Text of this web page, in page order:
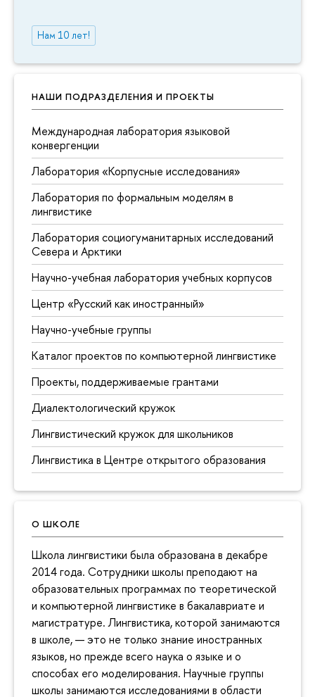
Нам 10 лет!
НАШИ ПОДРАЗДЕЛЕНИЯ И ПРОЕКТЫ
Международная лаборатория языковой
конвергенции
Лаборатория «Корпусные исследования»
Лаборатория по формальным моделям в
лингвистике
Лаборатория социогуманитарных исследований
Севера и Арктики
Научно-учебная лаборатория учебных корпусов
Центр «Русский как иностранный»
Научно-учебные группы
Каталог проектов по компьютерной лингвистике
Проекты, поддерживаемые грантами
Диалектологический кружок
Лингвистический кружок для школьников
Лингвистика в Центре открытого образования
О ШКОЛЕ
Школа лингвистики была образована в декабре
2014 года. Сотрудники школы преподают на
образовательных программах по теоретической
и компьютерной лингвистике в бакалавриате и
магистратуре. Лингвистика, которой занимаются
в школе, — это не только знание иностранных
языков, но прежде всего наука о языке и о
способах его моделирования. Научные группы
школы занимаются исследованиями в области